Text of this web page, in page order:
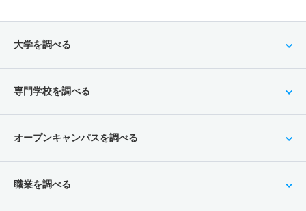
大学を調べる
専門学校を調べる
オープンキャンパスを調べる
職業を調べる